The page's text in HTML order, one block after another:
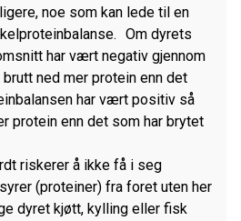
noe som kan lede til en
Om dyrets
har vært negativ gjennom
ned mer protein enn det
har vært positiv så
protein enn det som har brytet
riskerer å ikke få i seg
(proteiner) fra foret uten her
dyret kjøtt, kylling eller fisk